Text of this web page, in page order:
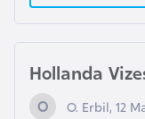
Hollanda
O. Erbil, 12
n
i
t
a